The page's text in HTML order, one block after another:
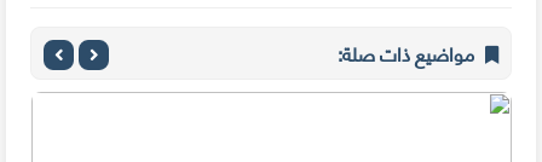
مواضيع ذات صلة: